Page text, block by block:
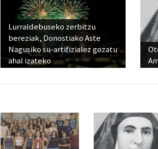
Lurraldebuseko zerbitzu
bereziak, Donostiako Aste
Nagusiko su-artifizialez gozatu
ahal izateko